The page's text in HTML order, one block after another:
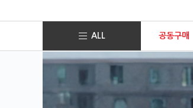
ALL 공동구매